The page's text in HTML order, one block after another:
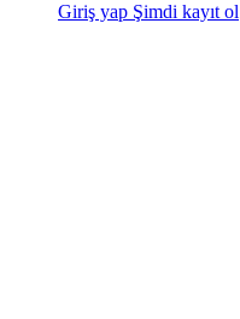
Giriş yap Şimdi kayıt ol